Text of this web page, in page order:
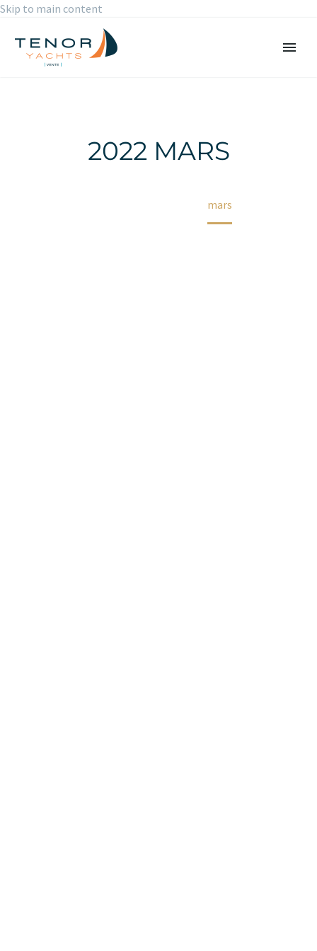
Skip to main content
2022 MARS
mars